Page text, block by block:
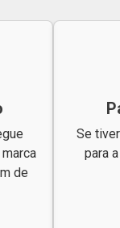
de
Se
para